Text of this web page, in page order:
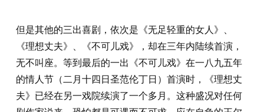
但是其他的三出喜剧，依次是《无足轻重的女人》、
《理想丈夫》、《不可儿戏》，却在三年内陆续首演，
无不叫座。等到最后的一出《不可儿戏》在一八九五年
的情人节（二月十四日圣范伦丁日）首演时，《理想丈
夫》已经在另一戏院续演了一个多月。这种盛况对任何